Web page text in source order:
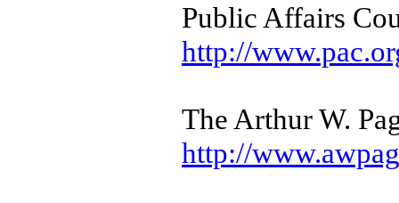
Public Affairs
http://
The Arthur W.
http://